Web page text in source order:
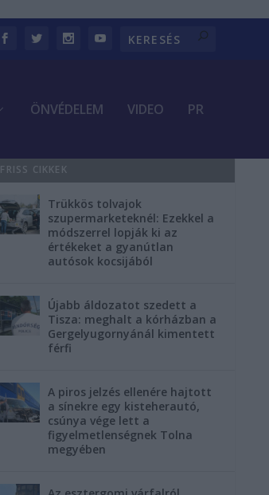
ÖNVÉDELEM VIDEO PR
FRISS CIKKEK
Trükkös tolvajok
szupermarketeknél: Ezekkel a
módszerrel lopják ki az
értékeket a gyanútlan
autósok kocsijából
Újabb áldozatot szedett a
Tisza: meghalt a kórházban a
Gergelyugornyánál kimentett
férfi
A piros jelzés ellenére hajtott
a sínekre egy kisteherautó,
csúnya vége lett a
figyelmetlenségnek Tolna
megyében